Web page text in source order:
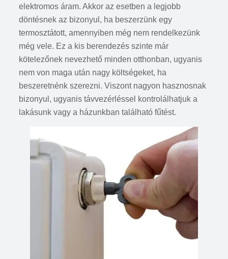
elektromos áram. Akkor az esetben a legjobb
döntésnek az bizonyul, ha beszerzünk egy
termosztátott, amennyiben még nem rendelkezünk
még vele. Ez a kis berendezés szinte már
kötelezőnek nevezhető minden otthonban, ugyanis
nem von maga után nagy költségeket, ha
beszeretnénk szerezni. Viszont nagyon hasznosnak
bizonyul, ugyanis távvezérléssel kontrolálhatjuk a
lakásunk vagy a házunkban található fűtést.